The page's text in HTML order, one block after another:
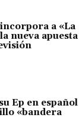
a «La
nueva apuesta
Ep en español
«bandera